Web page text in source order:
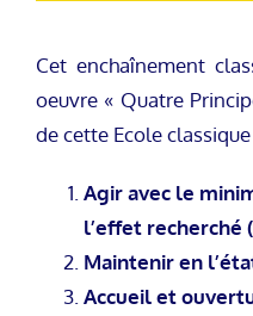
Cet enchaînement
oeuvre « Quatre
de cette Ecole
Agir avec le
l’effet recherché
Maintenir en
Accueil et